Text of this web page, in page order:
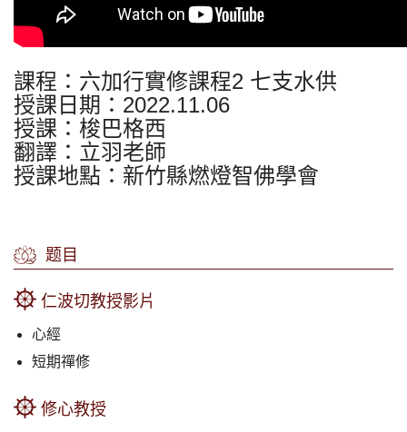
課程：六加行實修課程2 七支水供
授課日期：2022.11.06
授課：梭巴格西
翻譯：立羽老師
授課地點：新竹縣燃燈智佛學會
题目
仁波切教授影片
心經
短期禪修
修心教授